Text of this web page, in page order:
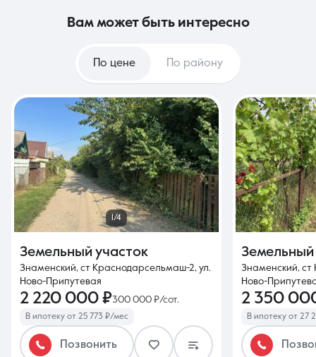
вам может быть интересно
По цене По району
1/4
Земельный участок
Знаменский, ст Краснодарсельмаш-2, ул.
Ново-Припутевая
2 220 000 ₽300 000 ₽/сот.
В ипотеку от 25 773 ₽/мес
Позвонить
Земельный
Знаменский,
Ново-
2 350
В ипотеку от 27